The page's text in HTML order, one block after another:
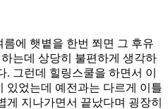
에 햇볕을 한번 쬐면 그 후유
는데 상당히 불편하게 생각하
그런데 힐링스쿨을 하면서 이
있었는데 예전과는 다르게 이틀
게 지나가면서 끝났다며 굉장히